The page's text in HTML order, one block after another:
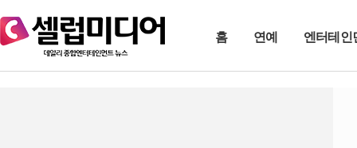
홈 연예 엔터테인